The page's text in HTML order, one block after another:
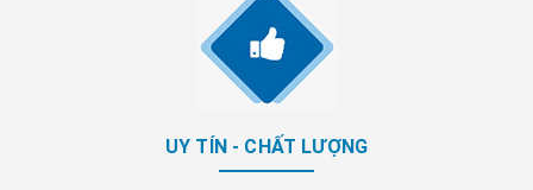
UY TÍN - CHẤT LƯỢNG